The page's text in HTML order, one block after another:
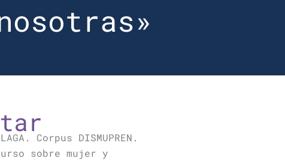
Corpus DISMUPREN.
sobre mujer y